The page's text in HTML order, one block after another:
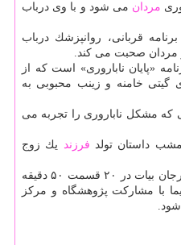
مردان می شود و با وی درباب
قربانی، روانپزشك درباب
مردان صحبت می كند.
«پایان ناباروری» است كه از
خامنه و زینب محبوبی به
مشكل ناباروری را تجربه می
داستان تولد فرزند یك زوج
«پایان ناباروری» به تهیه كنندگی مرجان بیات در ۲۰ قسمت ۵۰ دقیقه
با مشاركت پژوهشگاه و مركز
شود.